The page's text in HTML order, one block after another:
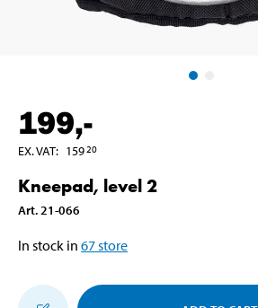
199,-
EX. VAT: 15920
Kneepad, level 2
Art. 21-066
In stock in 67store